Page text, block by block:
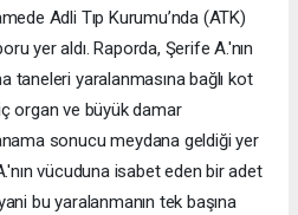
Adli Tıp Kurumu’nda (ATK)
yer aldı. Raporda, Şerife A.'nın
taneleri yaralanmasına bağlı kot
iç organ ve büyük damar
sonucu meydana geldiği yer
vücuduna isabet eden bir adet
bu yaralanmanın tek başına